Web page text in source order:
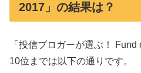
2017」の結果は？
「投信ブロガーが選ぶ！
10位までは以下の通りです。